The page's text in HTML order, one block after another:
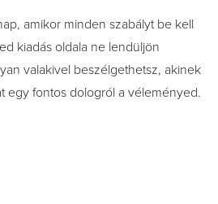
amikor minden szabályt be kell
kiadás oldala ne lendüljön
valakivel beszélgethetsz, akinek
egy fontos dologról a véleményed.